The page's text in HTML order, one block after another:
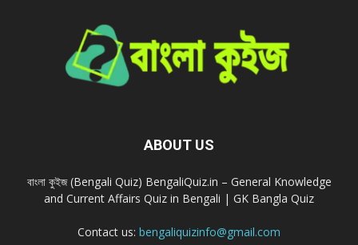
ABOUT US
বাংলা কুইজ (Bengali Quiz) BengaliQuiz.in – General Knowledge
and Current Affairs Quiz in Bengali | GK Bangla Quiz
Contact us: bengaliquizinfo@gmail.com